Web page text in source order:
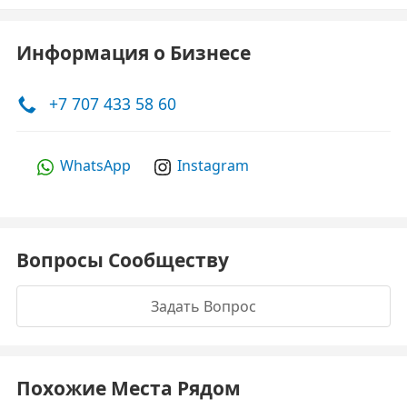
Информация о Бизнесе
+7 707 433 58 60
WhatsApp Instagram
Вопросы Сообществу
Задать Вопрос
Похожие Места Рядом